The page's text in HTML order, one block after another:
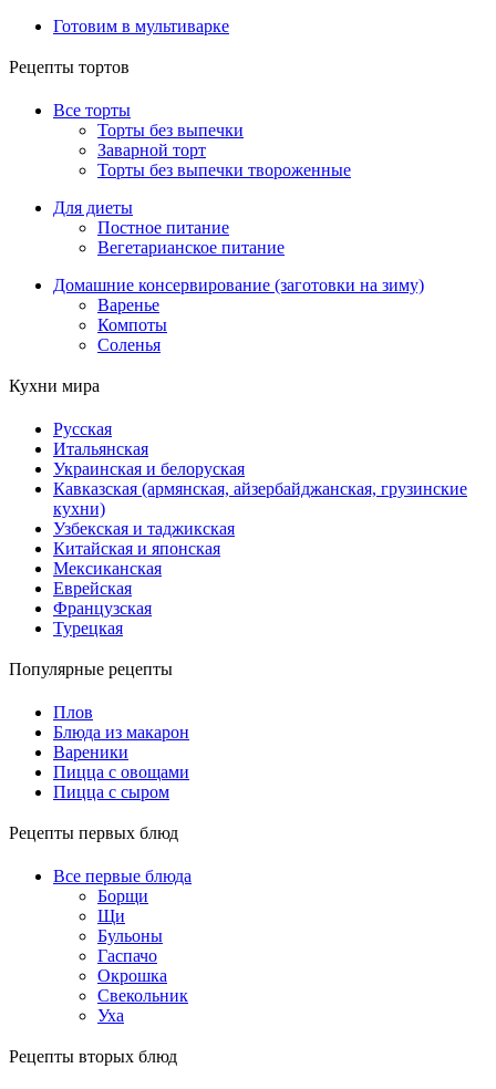
Готовим в мультиварке
Рецепты тортов
Все торты
Торты без выпечки
Заварной торт
Торты без выпечки твороженные
Для диеты
Постное питание
Вегетарианское питание
Домашние консервирование (заготовки на зиму)
Варенье
Компоты
Соленья
Кухни мира
Русская
Итальянская
Украинская и белоруская
Кавказская (армянская, айзербайджанская, грузинские
кухни)
Узбекская и таджикская
Китайская и японская
Мексиканская
Еврейская
Французская
Турецкая
Популярные рецепты
Плов
Блюда из макарон
Вареники
Пицца с овощами
Пицца с сыром
Рецепты первых блюд
Все первые блюда
Борщи
Щи
Бульоны
Гаспачо
Окрошка
Свекольник
Уха
Рецепты вторых блюд